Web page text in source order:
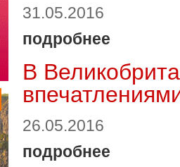
31.05.2016
подробнее
В
26.05.2016
подробнее